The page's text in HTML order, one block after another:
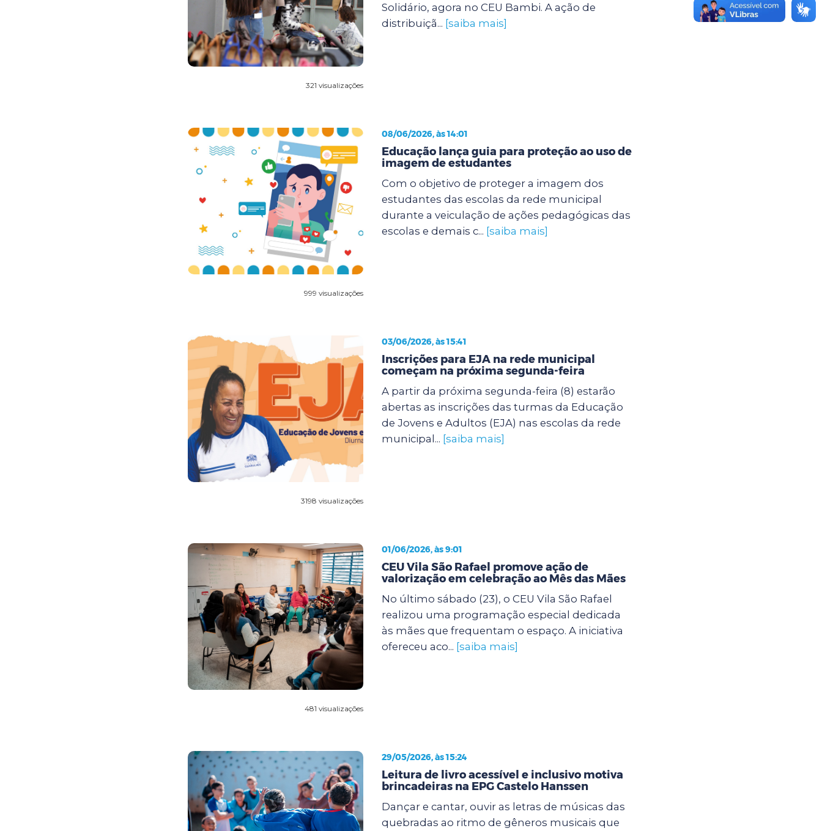
321 visualizações
Solidário, agora no CEU Bambi. A ação de
distribuiçã... [saiba mais]
999 visualizações
08/06/2026, às 14:01
Educação lança guia para proteção ao uso de
imagem de estudantes
Com o objetivo de proteger a imagem dos
estudantes das escolas da rede municipal
durante a veiculação de ações pedagógicas das
escolas e demais c... [saiba mais]
3198 visualizações
03/06/2026, às 15:41
Inscrições para EJA na rede municipal
começam na próxima segunda-feira
A partir da próxima segunda-feira (8) estarão
abertas as inscrições das turmas da Educação
de Jovens e Adultos (EJA) nas escolas da rede
municipal... [saiba mais]
481 visualizações
01/06/2026, às 9:01
CEU Vila São Rafael promove ação de
valorização em celebração ao Mês das Mães
No último sábado (23), o CEU Vila São Rafael
realizou uma programação especial dedicada
às mães que frequentam o espaço. A iniciativa
ofereceu aco... [saiba mais]
29/05/2026, às 15:24
Leitura de livro acessível e inclusivo motiva
brincadeiras na EPG Castelo Hanssen
Dançar e cantar, ouvir as letras de músicas das
quebradas ao ritmo de gêneros musicais que